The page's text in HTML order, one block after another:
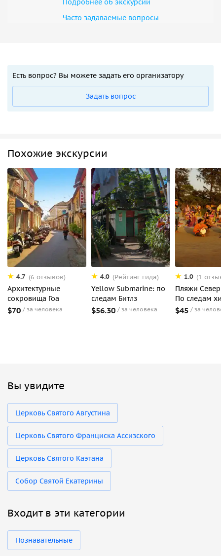
новыми снимками.
Подробнее об экскурсии
Часто задаваемые вопросы
Есть вопрос? Вы можете задать его организатору
Задать вопрос
Похожие экскурсии
4.7 (6 отзывов)
Архитектурные
сокровища Гоа
$70 за человека
4.0 (Рейтинг гида)
Yellow Submarine: по
следам Битлз
$56.30 за человека
1.0 (1
Пляжи
По следам
$45 за
Вы увидите
Церковь Святого Августина
Церковь Святого Франциска Ассизского
Церковь Святого Каэтана
Собор Святой Екатерины
Входит в эти категории
Познавательные